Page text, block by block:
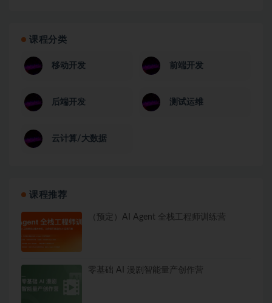
课程分类
移动开发 前端开发
后端开发 测试运维
云计算/大数据
课程推荐
（预定）AI Agent 全栈工程师训练营
零基础 AI 漫剧智能量产创作营